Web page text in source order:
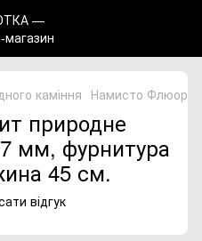
каміння Намисто Флюорит
природне
мм, фурнитура
45 см.
відгук